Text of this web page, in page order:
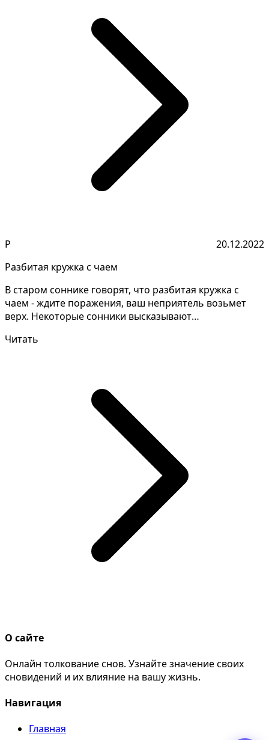
Р
20.12.2022
Разбитая кружка с чаем
В старом соннике говорят, что разбитая кружка с
чаем - ждите поражения, ваш неприятель возьмет
верх. Некоторые сонники высказывают
Читать
О сайте
Онлайн толкование снов. Узнайте значение своих
сновидений и их влияние на вашу жизнь.
Навигация
Главная